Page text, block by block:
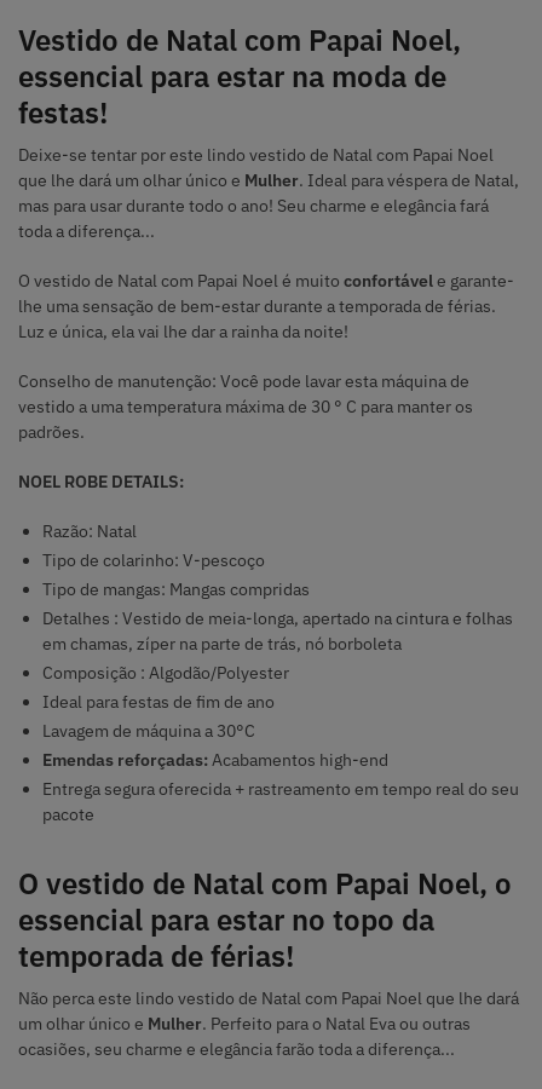
Vestido de Natal com Papai Noel,
essencial para estar na moda de
festas!
Deixe-se tentar por este lindo vestido de Natal com Papai Noel
que lhe dará um olhar único e Mulher. Ideal para véspera de Natal,
mas para usar durante todo o ano! Seu charme e elegância fará
toda a diferença...
O vestido de Natal com Papai Noel é muito confortávele garante-
lhe uma sensação de bem-estar durante a temporada de férias.
Luz e única, ela vai lhe dar a rainha da noite!
Conselho de manutenção: Você pode lavar esta máquina de
vestido a uma temperatura máxima de 30 ° C para manter os
padrões.
NOEL ROBE DETAILS:
Razão: Natal
Tipo de colarinho: V-pescoço
Tipo de mangas: Mangas compridas
Detalhes : Vestido de meia-longa, apertado na cintura e folhas
em chamas, zíper na parte de trás, nó borboleta
Composição : Algodão/Polyester
Ideal para festas de fim de ano
Lavagem de máquina a 30°C
Emendas reforçadas:Acabamentos high-end
Entrega segura oferecida + rastreamento em tempo real do seu
pacote
O vestido de Natal com Papai Noel, o
essencial para estar no topo da
temporada de férias!
Não perca este lindo vestido de Natal com Papai Noel que lhe dará
um olhar único e Mulher. Perfeito para o Natal Eva ou outras
ocasiões, seu charme e elegância farão toda a diferença...